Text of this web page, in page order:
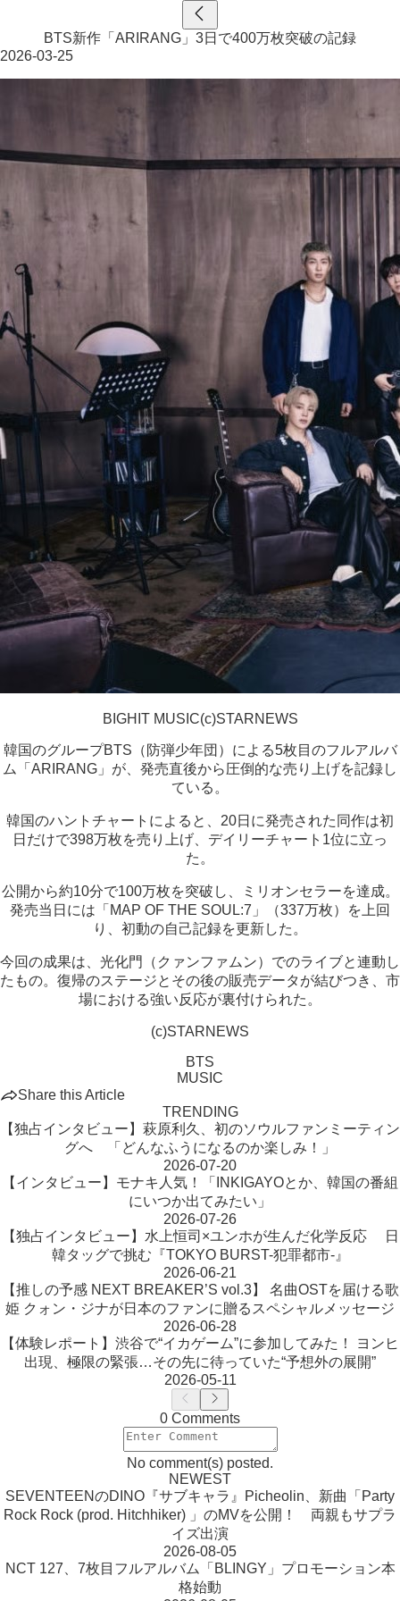
BTS新作「ARIRANG」3日で400万枚突破の記録
2026-03-25
BIGHIT MUSIC(c)STARNEWS
韓国のグループBTS（防弾少年団）による5枚目のフルアルバ
ム「ARIRANG」が、発売直後から圧倒的な売り上げを記録し
ている。
韓国のハントチャートによると、20日に発売された同作は初
日だけで398万枚を売り上げ、デイリーチャート1位に立っ
た。
公開から約10分で100万枚を突破し、ミリオンセラーを達成。
発売当日には「MAP OF THE SOUL:7」（337万枚）を上回
り、初動の自己記録を更新した。
今回の成果は、光化門（クァンファムン）でのライブと連動し
たもの。復帰のステージとその後の販売データが結びつき、市
場における強い反応が裏付けられた。
(c)STARNEWS
BTS
MUSIC
Share this Article
TRENDING
【独占インタビュー】萩原利久、初のソウルファンミーティン
グへ 「どんなふうになるのか楽しみ！」
2026-07-20
【インタビュー】モナキ人気！「INKIGAYOとか、韓国の番組
にいつか出てみたい」
2026-07-26
【独占インタビュー】水上恒司×ユンホが生んだ化学反応 日
韓タッグで挑む『TOKYO BURST-犯罪都市-』
2026-06-21
【推しの予感 NEXT BREAKER’S vol.3】 名曲OSTを届ける歌
姫 クォン・ジナが日本のファンに贈るスペシャルメッセージ
2026-06-28
【体験レポート】渋谷で“イカゲーム”に参加してみた！ ヨンヒ
出現、極限の緊張…その先に待っていた“予想外の展開”
2026-05-11
0 Comments
No comment(s) posted.
NEWEST
SEVENTEENのDINO『サブキャラ』Picheolin、新曲「Party
Rock Rock (prod. Hitchhiker) 」のMVを公開！ 両親もサプラ
イズ出演
2026-08-05
NCT 127、7枚目フルアルバム「BLINGY」プロモーション本
格始動